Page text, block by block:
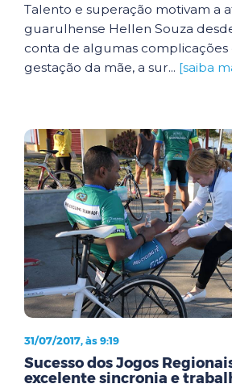
Talento e superação motivam a
guarulhense Hellen Souza
conta de algumas complicações
gestação da mãe, a sur... [saiba
31/07/2017, às 9:19
Sucesso dos Jogos
excelente sincronia e